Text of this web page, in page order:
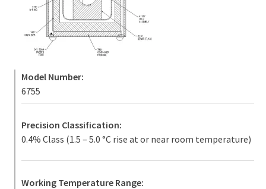
Model Number:
6755
Precision Classification:
0.4% Class (1.5 – 5.0 °C rise at or near room temperature)
Working Temperature Range: